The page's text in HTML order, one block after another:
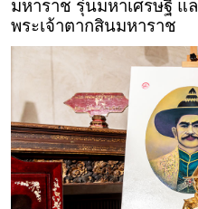
มหาราช รุ่นมหาเศรษฐี แ
พระเจ้าตากสินมหาราช